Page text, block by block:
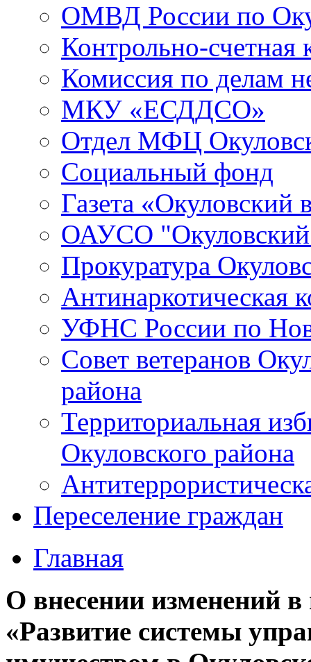
ОМВД России по
Контрольно-счетная
Комиссия по делам
МКУ «ЕСДДСО»
Отдел МФЦ
Социальный фонд
Газета «Окуловский
ОАУСО
Прокуратура
Антинаркотическая
УФНС России по
Совет ветеранов
района
Территориальная
Окуловского района
Переселение граждан
Главная
О внесении изменений
«Развитие системы